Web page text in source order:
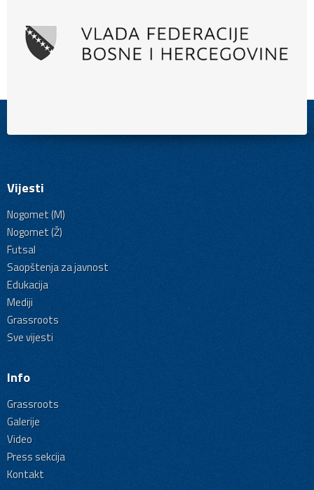
Vijesti
Nogomet (M)
Nogomet (Ž)
Futsal
Saopštenja za javnost
Edukacija
Mediji
Grassroots
Sve vijesti
Info
Grassroots
Galerije
Video
Press sekcija
Kontakt